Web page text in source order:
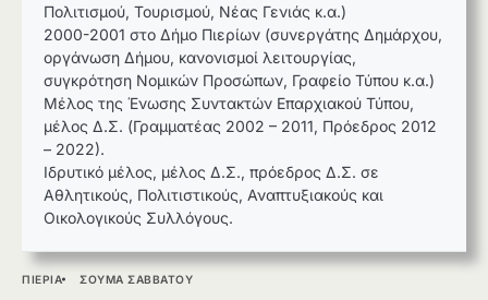
Πολιτισμού, Τουρισμού, Νέας Γενιάς κ.α.)
2000-2001 στο Δήμο Πιερίων (συνεργάτης Δημάρχου,
οργάνωση Δήμου, κανονισμοί λειτουργίας,
συγκρότηση Νομικών Προσώπων, Γραφείο Τύπου κ.α.)
Μέλος της Ένωσης Συντακτών Επαρχιακού Τύπου,
μέλος Δ.Σ. (Γραμματέας 2002 – 2011, Πρόεδρος 2012
– 2022).
Ιδρυτικό μέλος, μέλος Δ.Σ., πρόεδρος Δ.Σ. σε
Αθλητικούς, Πολιτιστικούς, Αναπτυξιακούς και
Οικολογικούς Συλλόγους.
ΠΙΕΡΙΑ ΣΟΥΜΑ ΣΑΒΒΑΤΟΥ